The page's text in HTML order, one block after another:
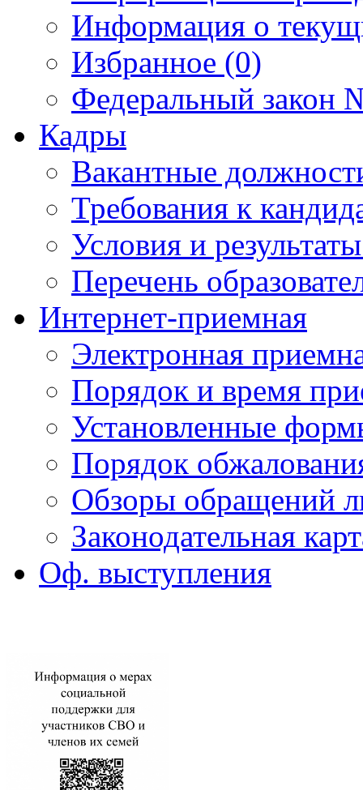
Информация о
Избранное (0)
Федеральный закон
Кадры
Вакантные
Требования к
Условия и
Перечень
Интернет-приемная
Электронная
Порядок и время
Установленные
Порядок
Обзоры обращений
Законодательная
Оф. выступления